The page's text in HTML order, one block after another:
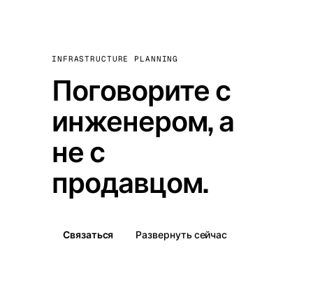
INFRASTRUCTURE PLANNING
Поговорите с
инженером, а
не с
продавцом.
Связаться Развернуть сейчас